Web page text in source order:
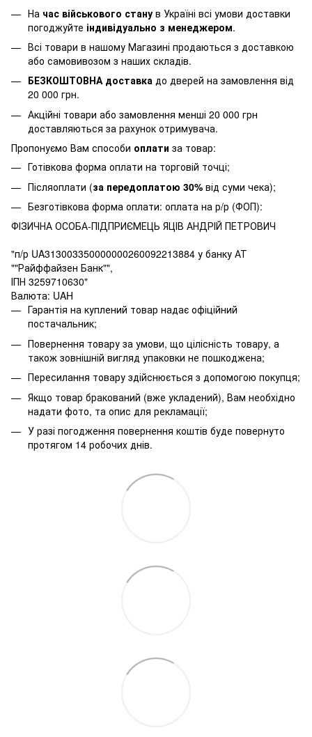
На час військового стану в Україні всі умови доставки
погоджуйте індивідуально з менеджером.
Всі товари в нашому Магазині продаються з доставкою
або самовивозом з наших складів.
БЕЗКОШТОВНА доставка до дверей на замовлення від
20 000 грн.
Акційні товари або замовлення менші 20 000 грн
доставляються за рахунок отримувача.
Пропонуємо Вам способи оплати за товар:
Готівкова форма оплати на торговій точці;
Післяоплати (за передоплатою 30% від суми чека);
Безготівкова форма оплати: оплата на р/р (ФОП):
ФІЗИЧНА ОСОБА-ПІДПРИЄМЕЦЬ ЯЦІВ АНДРІЙ ПЕТРОВИЧ
"п/р UA313003350000000260092213884 у банку АТ
""Райффайзен Банк"",
ІПН 3259710630"
Валюта: UAH
Гарантія на куплений товар надає офіційний
постачальник;
Повернення товару за умови, що цілісність товару, а
також зовнішній вигляд упаковки не пошкоджена;
Пересилання товару здійснюється з допомогою покупця;
Якщо товар бракований (вже укладений), Вам необхідно
надати фото, та опис для рекламації;
У разі погодження повернення коштів буде повернуто
протягом 14 робочих днів.